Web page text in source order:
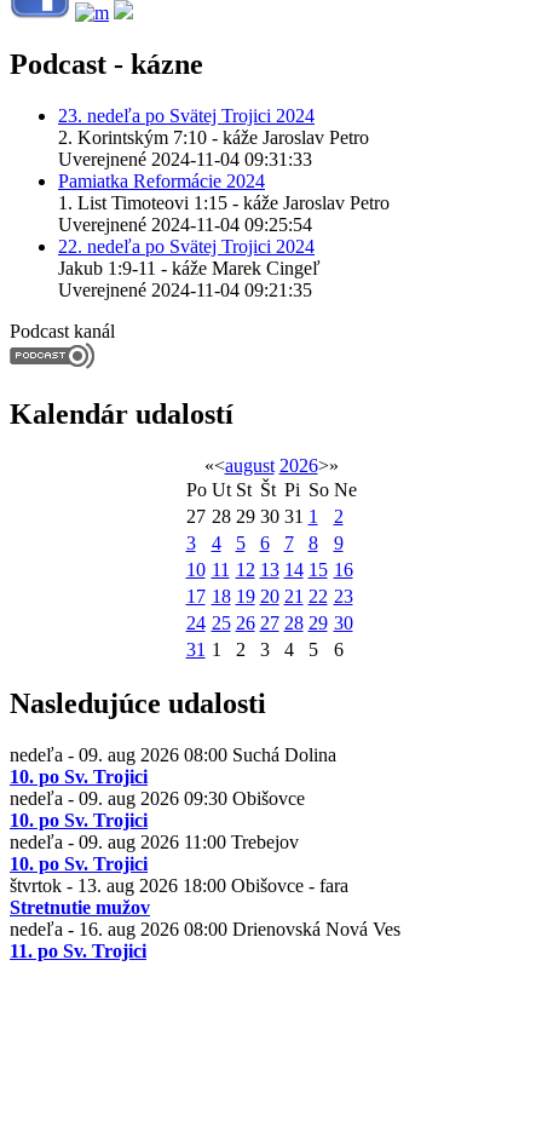
Podcast - kázne
23. nedeľa po Svätej Trojici 2024
2. Korintským 7:10 - káže Jaroslav Petro
Uverejnené 2024-11-04 09:31:33
Pamiatka Reformácie 2024
1. List Timoteovi 1:15 - káže Jaroslav Petro
Uverejnené 2024-11-04 09:25:54
22. nedeľa po Svätej Trojici 2024
Jakub 1:9-11 - káže Marek Cingeľ
Uverejnené 2024-11-04 09:21:35
Podcast kanál
Kalendár udalostí
«<august 2026>»
Po Ut St Št Pi So Ne
27 28 29 30 31 1
2
3
4 5 6 7 8
9
10 11 12 13 14 15 16
17 18 19 20 21 22 23
24 25 26 27 28 29 30
31 1 2 3 4 5 6
Nasledujúce udalosti
nedeľa - 09. aug 2026 08:00 Suchá Dolina
10. po Sv. Trojici
nedeľa - 09. aug 2026 09:30 Obišovce
10. po Sv. Trojici
nedeľa - 09. aug 2026 11:00 Trebejov
10. po Sv. Trojici
štvrtok - 13. aug 2026 18:00 Obišovce - fara
Stretnutie mužov
nedeľa - 16. aug 2026 08:00 Drienovská Nová Ves
11. po Sv. Trojici